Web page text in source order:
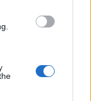
az Örkény